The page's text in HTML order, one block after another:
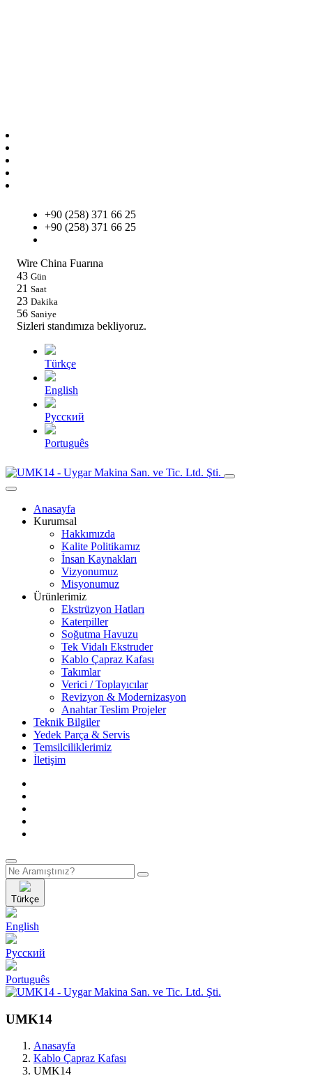
+90 (258) 371 66 25
+90 (258) 371 66 25
Wire China Fuarına
43 Gün
21 Saat
23 Dakika
55 Saniye
Sizleri standımıza bekliyoruz.
Türkçe
English
Pусский
Português
Anasayfa
Kurumsal
Hakkımızda
Kalite Politikamız
İnsan Kaynakları
Vizyonumuz
Misyonumuz
Ürünlerimiz
Ekstrüzyon Hatları
Katerpiller
Soğutma Havuzu
Tek Vidalı Ekstruder
Kablo Çapraz Kafası
Takımlar
Verici / Toplayıcılar
Revizyon & Modernizasyon
Anahtar Teslim Projeler
Teknik Bilgiler
Yedek Parça & Servis
Temsilciliklerimiz
İletişim
Türkçe
English
Pусский
Português
UMK14
Anasayfa
Kablo Çapraz Kafası
UMK14